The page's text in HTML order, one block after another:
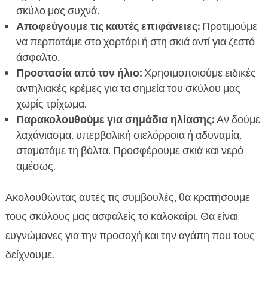
σκύλο μας συχνά.
Αποφεύγουμε τις καυτές επιφάνειες:Προτιμούμε
να περπατάμε στο χορτάρι ή στη σκιά αντί για ζεστό
άσφαλτο.
Προστασία από τον ήλιο:Χρησιμοποιούμε ειδικές
αντηλιακές κρέμες για τα σημεία του σκύλου μας
χωρίς τρίχωμα.
Παρακολουθούμε για σημάδια ηλίασης:Αν δούμε
λαχάνιασμα, υπερβολική σιελόρροια ή αδυναμία,
σταματάμε τη βόλτα. Προσφέρουμε σκιά και νερό
αμέσως.
Ακολουθώντας αυτές τις συμβουλές, θα κρατήσουμε
τους σκύλους μας ασφαλείς το καλοκαίρι. Θα είναι
ευγνώμονες για την προσοχή και την αγάπη που τους
δείχνουμε.